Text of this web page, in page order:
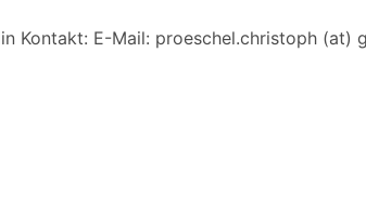
Kontakt: E-Mail: proeschel.christoph (at)